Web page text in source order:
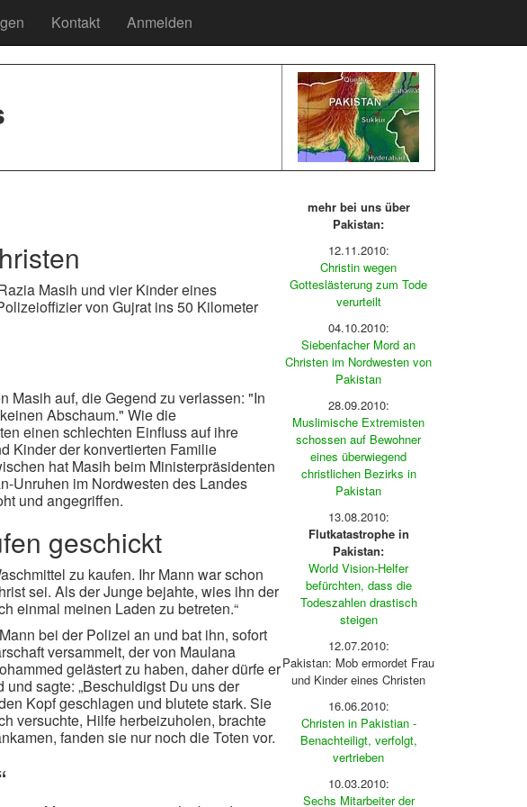
Kontakt Anmelden
Masih und vier Kinder eines
von Gujrat ins 50 Kilometer
Masih auf, die Gegend zu verlassen: "In
Abschaum." Wie die
einen schlechten Einfluss auf ihre
Kinder der konvertierten Familie
hat Masih beim Ministerpräsidenten
Unruhen im Nordwesten des Landes
und angegriffen.
geschickt
zu kaufen. Ihr Mann war schon
sei. Als der Junge bejahte, wies ihn der
einmal meinen Laden zu betreten.“
bei der Polizei an und bat ihn, sofort
versammelt, der von Maulana
gelästert zu haben, daher dürfe er
sagte: „Beschuldigst Du uns der
Kopf geschlagen und blutete stark. Sie
versuchte, Hilfe herbeizuholen, brachte
fanden sie nur noch die Toten vor.
mehr bei uns über
Pakistan:
12.11.2010:
Christin wegen
Gotteslästerung zum Tode
verurteilt
04.10.2010:
Siebenfacher Mord an
Christen im Nordwesten von
Pakistan
28.09.2010:
Muslimische Extremisten
schossen auf Bewohner
eines überwiegend
christlichen Bezirks in
Pakistan
13.08.2010:
Flutkatastrophe in
Pakistan:
World Vision-Helfer
befürchten, dass die
Todeszahlen drastisch
steigen
12.07.2010:
Pakistan: Mob ermordet Frau
und Kinder eines Christen
16.06.2010:
Christen in Pakistian -
Benachteiligt, verfolgt,
vertrieben
10.03.2010:
Sechs Mitarbeiter der